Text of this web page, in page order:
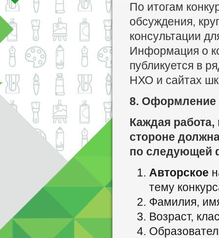
По итогам
обсуждения,
консультации
Информация о
публикуется в
НХО и сайтах
8. Оформление
Каждая работа,
стороне
по следующей
Авторское
тему
Фамилия,
Возраст,